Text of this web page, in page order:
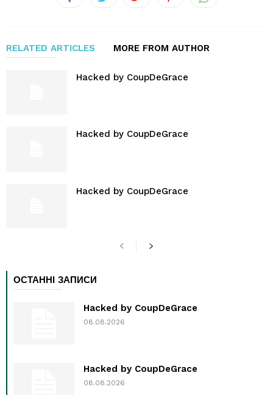
RELATED ARTICLES MORE FROM AUTHOR
Hacked by CoupDeGrace
Hacked by CoupDeGrace
Hacked by CoupDeGrace
ОСТАННІ ЗАПИСИ
Hacked by CoupDeGrace
08.08.2026
Hacked by CoupDeGrace
08.08.2026